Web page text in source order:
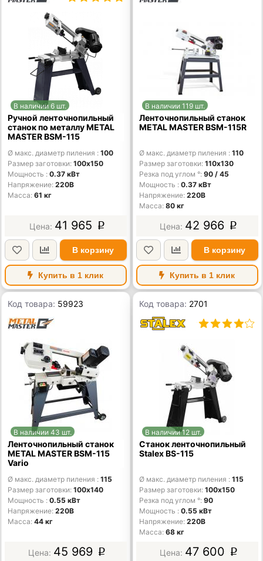
В наличии 6 шт.
Ручной ленточнопильный
станок по металлу METAL
MASTER BSM-115
Ø макс. диаметр пиления
100
Размер заготовки 100х150
Мощность
0.37 кВт
Напряжение 220В
Масса 61 кг
41 965 p
В корзину
Купить в 1 клик
В наличии 119 шт.
Ленточнопильный станок
METAL MASTER BSM-115R
Ø макс. диаметр пиления
110
Размер заготовки 110x130
Резка под углом ° 90 / 45
Мощность
0.37 кВт
Напряжение 220В
Масса 80 кг
42 966 p
В корзину
Купить в 1 клик
Код товара: 59923
В наличии 43 шт.
Ленточнопильный станок
METAL MASTER BSM-115
Vario
Ø макс. диаметр пиления
115
Размер заготовки 100x140
Мощность
0.55 кВт
Напряжение 220В
Масса 44 кг
45 969 p
Код товара: 2701
В наличии 12 шт.
Станок ленточнопильный
Stalex BS-115
Ø макс. диаметр пиления
115
Размер заготовки 100х150
Резка под углом ° 90
Мощность
0.55 кВт
Напряжение 220В
Масса 68 кг
47 600 p